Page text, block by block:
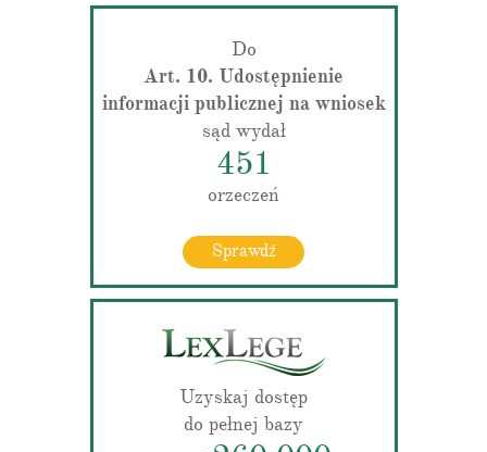
Do
Art. 10. Udostępnienie
informacji publicznej na wniosek
sąd wydał
451
orzeczeń
Sprawdź
Uzyskaj dostęp
do pełnej bazy